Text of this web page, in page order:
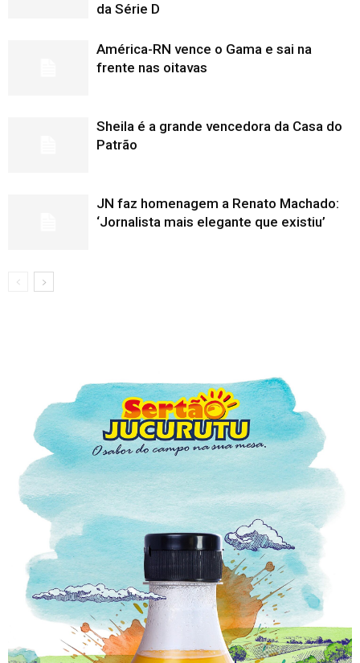
da Série D
América-RN vence o Gama e sai na
frente nas oitavas
Sheila é a grande vencedora da Casa do
Patrão
JN faz homenagem a Renato Machado:
‘Jornalista mais elegante que existiu’